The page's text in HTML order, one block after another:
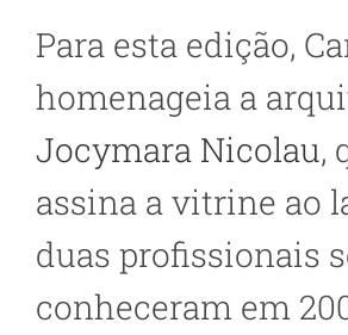
Para esta edição,
homenageia a
Jocymara Nicolau,
assina a vitrine ao
duas profissionais
conheceram em